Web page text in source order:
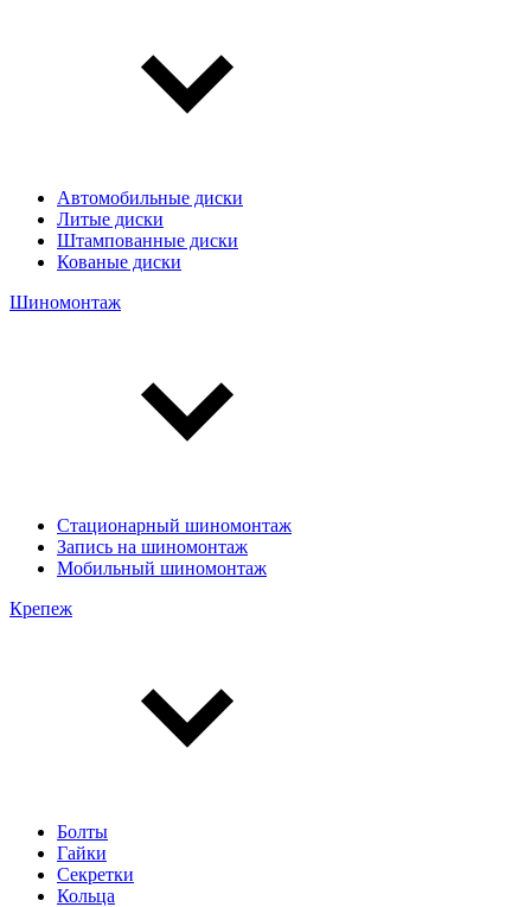
Автомобильные диски
Литые диски
Штампованные диски
Кованые диски
Шиномонтаж
Стационарный шиномонтаж
Запись на шиномонтаж
Мобильный шиномонтаж
Крепеж
Болты
Гайки
Секретки
Кольца